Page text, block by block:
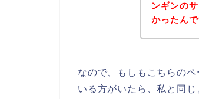
ンギンの
かったんで
なので、もしもこちらの
いる方がいたら、私と同